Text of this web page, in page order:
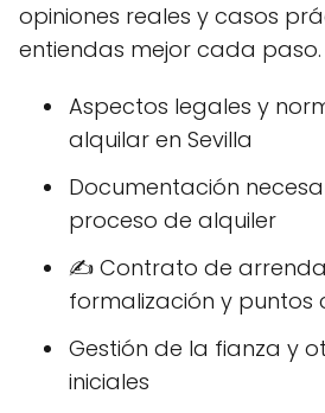
opiniones reales y casos
entiendas mejor cada paso.
Aspectos legales y
alquilar en Sevilla
Documentación
proceso de alquiler
✍️ Contrato de
formalización y puntos
Gestión de la fianza y
iniciales